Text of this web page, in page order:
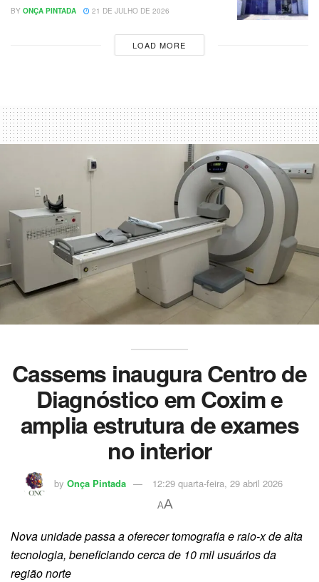
BY ONÇA PINTADA 21 DE JULHO DE 2026
LOAD MORE
Cassems inaugura Centro de
Diagnóstico em Coxim e
amplia estrutura de exames
no interior
by Onça Pintada 12:29 quarta-feira, 29 abril 2026
AA
Nova unidade passa a oferecer tomografia e raio-x de alta
tecnologia, beneficiando cerca de 10 mil usuários da
região norte